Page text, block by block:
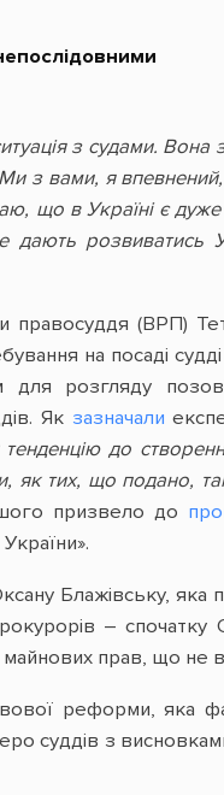
з судами.
Ми з вами, я
що в Україні є
дають розвиватись
правосуддя (ВРП)
на посаді
для розгляду
Як зазначали
до
як тих, що подано,
призвело до
Блажівську, яка
–
прав, що не
реформи, яка
суддів з